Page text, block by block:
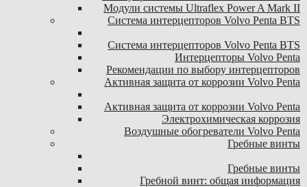
Модули системы Ultraflex Power A Mark II
Система интерцепторов Volvo Penta BTS
Система интерцепторов Volvo Penta BTS
Интерцепторы Volvo Penta
Рекомендации по выбору интерцепторов
Активная защита от коррозии Volvo Penta
Активная защита от коррозии Volvo Penta
Электрохимическая коррозия
Воздушные обогреватели Volvo Penta
Гребные винты
Гребные винты
Гребной винт: общая информация